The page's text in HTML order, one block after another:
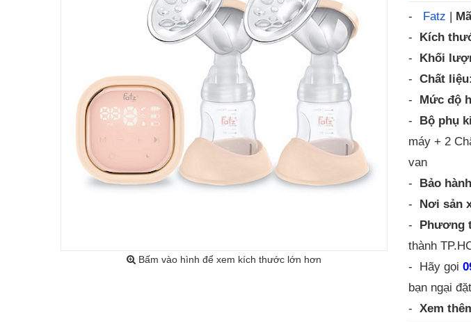
Bấm vào hình để xem kích thước lớn hơn
- Fatz |
- Kích
- Khối
- Chất liệu:
- Mức độ
- Bộ phụ
máy + 2
van
- Bảo
- Nơi sản
- Phương
thành
- Hãy gọi
bạn ngại
- Xem